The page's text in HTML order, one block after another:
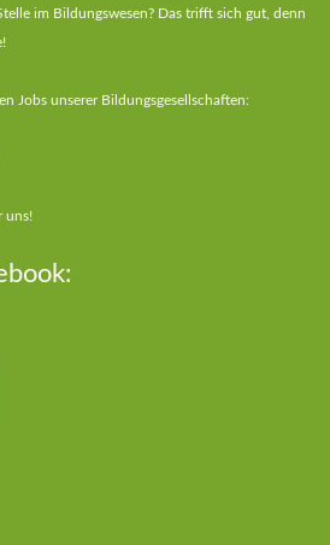
im Bildungswesen? Das trifft sich gut, denn
Jobs unserer Bildungsgesellschaften:
uns!